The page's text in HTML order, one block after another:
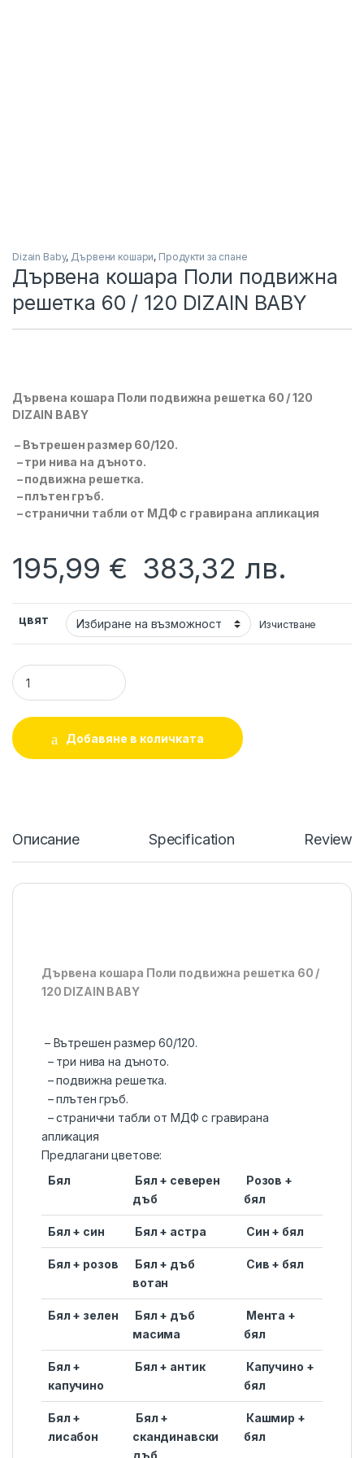
Dizain Baby, Дървени кошари, Продукти за спане
Дървена кошара Поли подвижна
решетка 60 / 120 DIZAIN BABY
Дървена кошара Поли подвижна решетка 60 / 120
DIZAIN BABY
– Вътрешен размер 60/120.
– три нива на дъното.
– подвижна решетка.
– плътен гръб.
– странични табли от МДФ с гравирана апликация
195,99 € 383,32 лв.
цвят Изчистване
Дървена кошара Поли подвижна решетка 60 / 120 DIZAIN
Добавяне в количката
Описание Specification Reviews
Дървена кошара Поли подвижна решетка 60 /
120 DIZAIN BABY
– Вътрешен размер 60/120.
– три нива на дъното.
– подвижна решетка.
– плътен гръб.
– странични табли от МДФ с гравирана
апликация
Предлагани цветове:
Бял
Бял + северен
дъб
Розов +
бял
Бял + син Бял + астра Син + бял
Бял + розов
Бял + дъб
вотан
Сив + бял
Бял + зелен
Бял + дъб
масима
Мента +
бял
Бял +
капучино
Бял + антик Капучино +
бял
Бял +
лисабон
Бял +
скандинавски
Кашмир +
бял